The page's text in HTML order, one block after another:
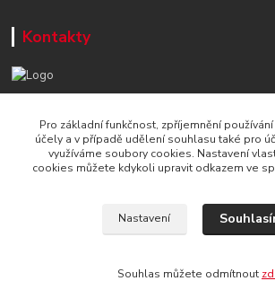
Kontakty
Po-Čt, 8-16 hod./ Pá 8-13 hod.
info@naradi-stetka.cz
Pro základní funkčnost, zpříjemnění
účely a v případě udělení souhlasu také pro
využíváme soubory cookies. Nastavení
cookies můžete kdykoli upravit odkazem ve
Nastavení
Souhlas můžete odmítnout